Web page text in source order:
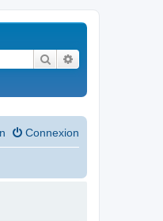
Rechercher
Connexion